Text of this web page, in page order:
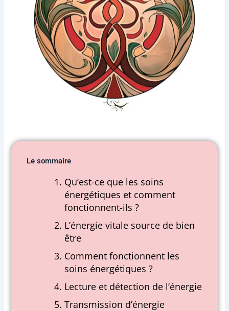
Le sommaire
Qu’est-ce que les soins
énergétiques et comment
fonctionnent-ils ?
L’énergie vitale source de bien
être
Comment fonctionnent les
soins énergétiques ?
Lecture et détection de l’énergie
Transmission d’énergie